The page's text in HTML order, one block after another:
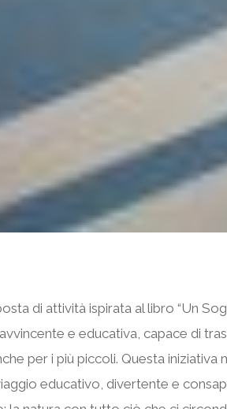
di attività ispirata al libro “Un
e educativa, capace di
per i più piccoli. Questa iniziativa
educativo, divertente e